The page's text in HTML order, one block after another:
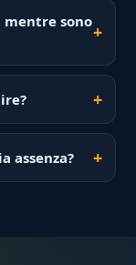
sono
assenza?